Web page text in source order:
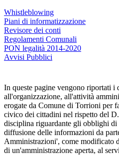
Whistleblowing
Piani di informatizzazione
Revisore dei conti
Regolamenti Comunali
PON legalità 2014-2020
Avvisi Pubblici
In queste pagine vengono riportati i
all'organizzazione, all'attività
erogate da Comune di Torrioni per
civico dei cittadini nel rispetto del
disciplina riguardante gli obblighi di
diffusione delle informazioni da
Amministrazioni', come modificato
di un'amministrazione aperta, al